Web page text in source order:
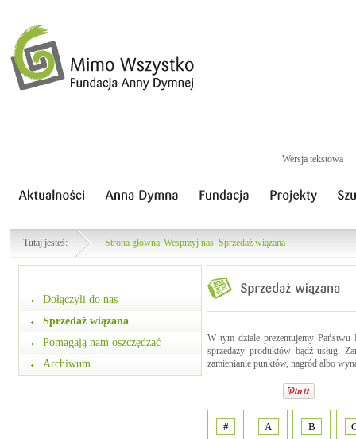
Wersja tekstowa
Tutaj jesteś: Strona główna Wesprzyj nas Sprzedaż wiązana
Dołączyli do nas
Sprzedaż wiązana
Pomagają nam oszczędzać
Archiwum
W tym dziale prezentujemy
sprzedaży produktów bądź usług.
zamienianie punktów, nagród albo
# A B